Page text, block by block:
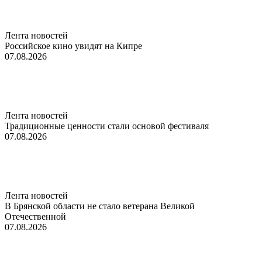
Лента новостей
Российское кино увидят на Кипре
07.08.2026
Лента новостей
Традиционные ценности стали основой фестиваля
07.08.2026
Лента новостей
В Брянской области не стало ветерана Великой
Отечественной
07.08.2026